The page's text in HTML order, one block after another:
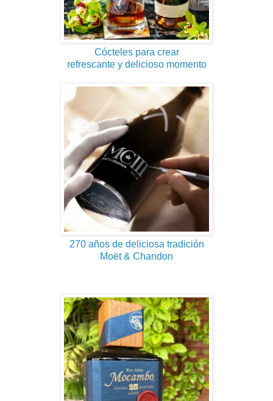
Cócteles para crear
refrescante y delicioso momento
270 años de deliciosa tradición
Moët & Chandon